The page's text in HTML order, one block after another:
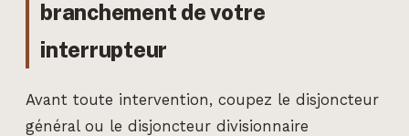
branchement de votre
interrupteur
Avant toute intervention, coupez le disjoncteur
général ou le disjoncteur divisionnaire